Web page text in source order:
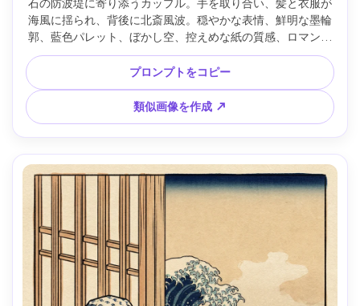
石の防波堤に寄り添うカップル。手を取り合い、髪と衣服が
海風に揺られ、背後に北斎風波。穏やかな表情、鮮明な墨輪
郭、藍色パレット、ぼかし空、控えめな紙の質感、ロマンテ
ィックな静かな強さ、85mmレンズ、浅い被写界深度、柔ら
かい映画照明 --ar 4:5
プロンプトをコピー
類似画像を作成 ↗